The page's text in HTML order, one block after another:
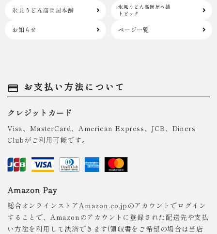
氷見うどん高岡屋本舗
氷見うどん高岡屋本舗
トピック
お知らせ ページ一覧
payment お支払い方法について
クレジットカード
Visa、MasterCard、American Express、JCB、Diners
Clubがご利用可能です。
Amazon Pay
総合オンラインストアAmazon.co.jpのアカウントでログイン
することで、Amazonのアカウントに登録された配送先や支払
い方法を利用して決済できます(領収書をご希望の場合は当店